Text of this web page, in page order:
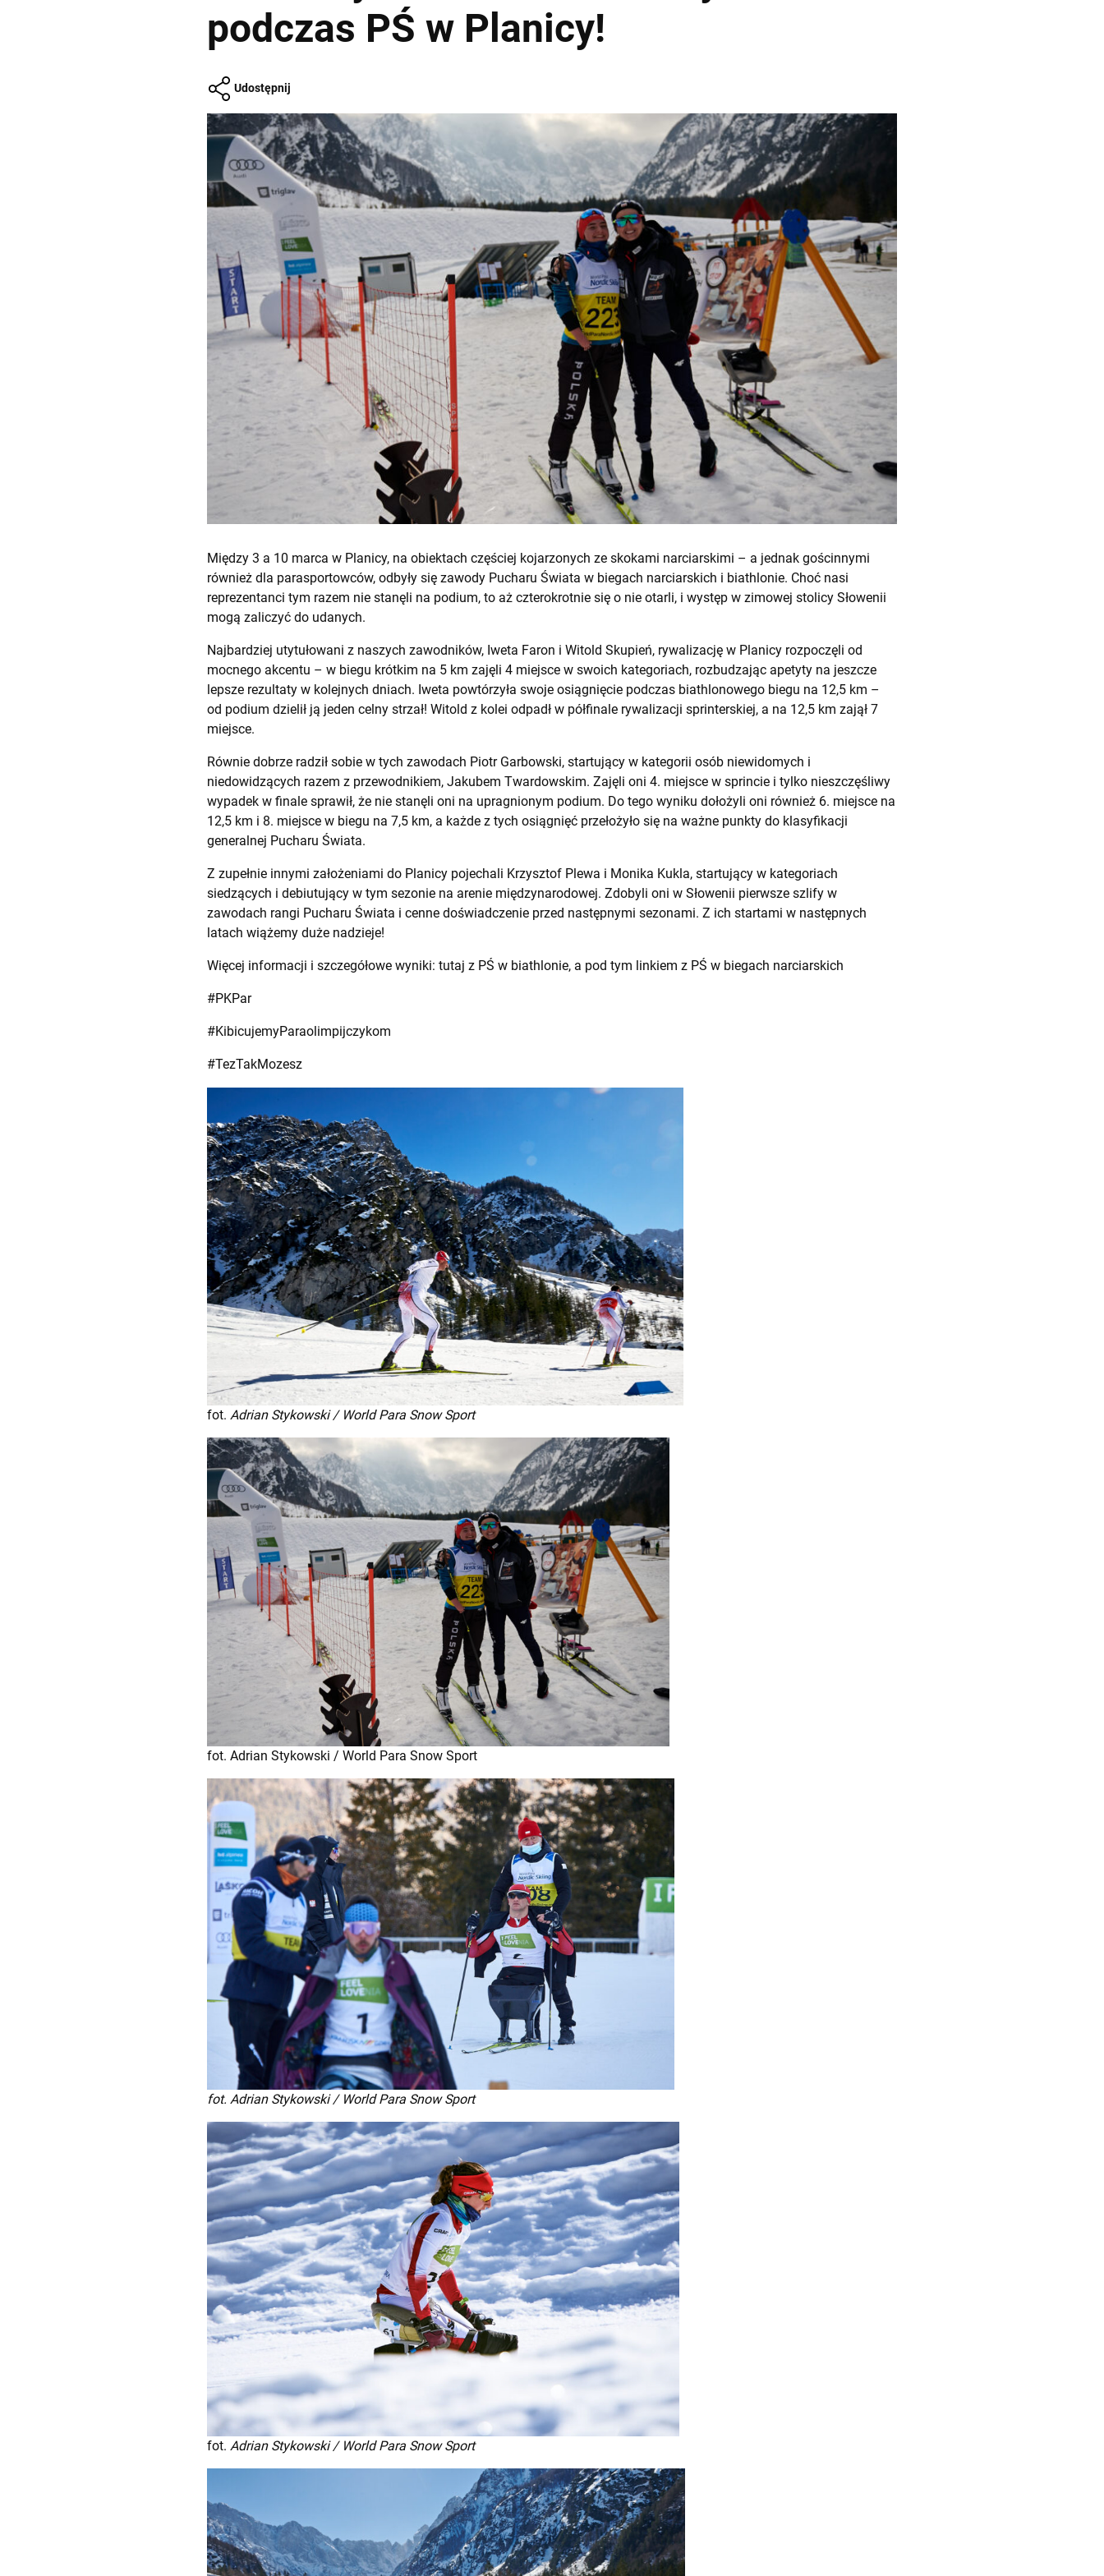
podczas PŚ w Planicy!
Udostępnij
Między 3 a 10 marca w Planicy, na obiektach częściej kojarzonych ze skokami narciarskimi – a jednak gościnnymi
również dla parasportowców, odbyły się zawody Pucharu Świata w biegach narciarskich i biathlonie. Choć nasi
reprezentanci tym razem nie stanęli na podium, to aż czterokrotnie się o nie otarli, i występ w zimowej stolicy Słowenii
mogą zaliczyć do udanych.
Najbardziej utytułowani z naszych zawodników, Iweta Faron i Witold Skupień, rywalizację w Planicy rozpoczęli od
mocnego akcentu – w biegu krótkim na 5 km zajęli 4 miejsce w swoich kategoriach, rozbudzając apetyty na jeszcze
lepsze rezultaty w kolejnych dniach. Iweta powtórzyła swoje osiągnięcie podczas biathlonowego biegu na 12,5 km –
od podium dzielił ją jeden celny strzał! Witold z kolei odpadł w półfinale rywalizacji sprinterskiej, a na 12,5 km zajął 7
miejsce.
Równie dobrze radził sobie w tych zawodach Piotr Garbowski, startujący w kategorii osób niewidomych i
niedowidzących razem z przewodnikiem, Jakubem Twardowskim. Zajęli oni 4. miejsce w sprincie i tylko nieszczęśliwy
wypadek w finale sprawił, że nie stanęli oni na upragnionym podium. Do tego wyniku dołożyli oni również 6. miejsce na
12,5 km i 8. miejsce w biegu na 7,5 km, a każde z tych osiągnięć przełożyło się na ważne punkty do klasyfikacji
generalnej Pucharu Świata.
Z zupełnie innymi założeniami do Planicy pojechali Krzysztof Plewa i Monika Kukla, startujący w kategoriach
siedzących i debiutujący w tym sezonie na arenie międzynarodowej. Zdobyli oni w Słowenii pierwsze szlify w
zawodach rangi Pucharu Świata i cenne doświadczenie przed następnymi sezonami. Z ich startami w następnych
latach wiążemy duże nadzieje!
Więcej informacji i szczegółowe wyniki: tutaj z PŚ w biathlonie, a pod tym linkiem z PŚ w biegach narciarskich
#PKPar
#KibicujemyParaolimpijczykom
#TezTakMozesz
fot. Adrian Stykowski / World Para Snow Sport
fot. Adrian Stykowski / World Para Snow Sport
fot. Adrian Stykowski / World Para Snow Sport
fot. Adrian Stykowski / World Para Snow Sport